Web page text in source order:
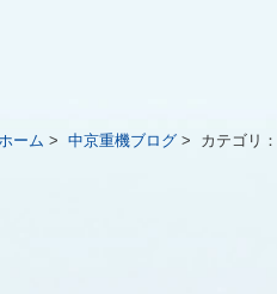
ホーム > 中京重機ブログ > カテゴリ：